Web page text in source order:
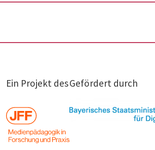
Ein Projekt desGefördert durch